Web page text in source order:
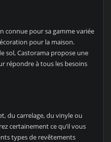
connue pour sa gamme variée
pour la maison.
sol, Castorama propose une
répondre à tous les besoins
du carrelage, du vinyle ou
certainement ce qu’il vous
types de revêtements